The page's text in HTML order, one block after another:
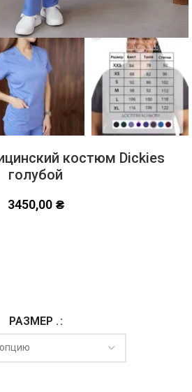
костюм Dickies
голубой
3450,00 ₴
РАЗМЕР .Alternative: